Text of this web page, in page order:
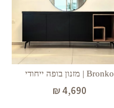
Bronko | מזנון בופה ייחודי
₪4,690